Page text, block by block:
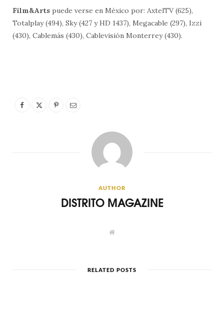
Film&Arts puede verse en México por: AxtelTV (625),
Totalplay (494), Sky (427 y HD 1437), Megacable (297), Izzi
(430), Cablemás (430), Cablevisión Monterrey (430).
AUTHOR
DISTRITO MAGAZINE
W
e
RELATED POSTS